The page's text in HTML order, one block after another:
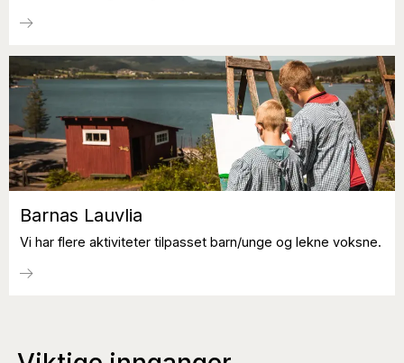
Barnas Lauvlia
Vi har flere aktiviteter tilpasset barn/unge og lekne voksne.